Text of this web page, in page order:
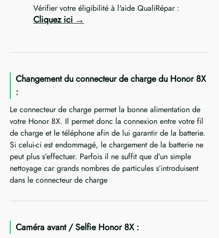
Vérifier votre éligibilité à l'aide QualiRépar :
Cliquez ici
Changement du connecteur de charge du Honor 8X
:
Le connecteur de charge permet la bonne alimentation de
votre Honor 8X. Il permet donc la connexion entre votre fil
de charge et le téléphone afin de lui garantir de la batterie.
Si celui-ci est endommagé, le chargement de la batterie ne
peut plus s’effectuer. Parfois il ne suffit que d’un simple
nettoyage car grands nombres de particules s’introduisent
dans le connecteur de charge
Caméra avant / Selfie Honor 8X :